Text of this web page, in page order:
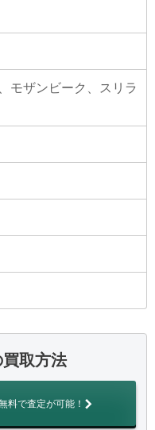
モザンビーク、スリラ
買取方法
料で査定が可能！